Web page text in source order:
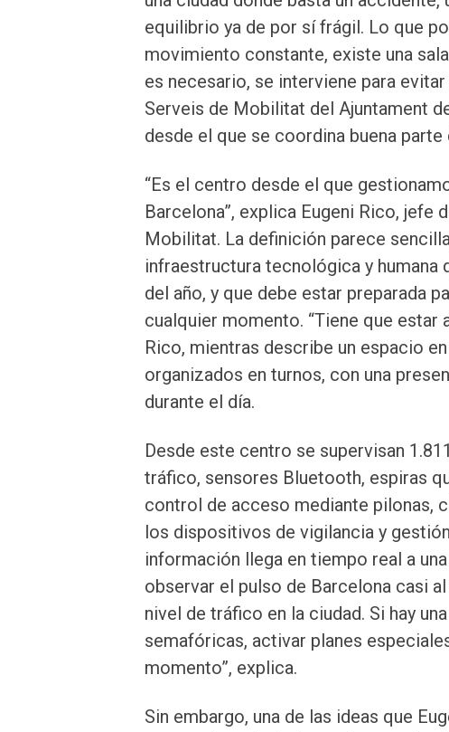
equilibrio ya de por sí frágil. Lo que
movimiento constante, existe una
es necesario, se interviene para
Serveis de Mobilitat del Ajuntament
desde el que se coordina buena parte
“Es el centro desde el que
Barcelona”, explica Eugeni Rico, jefe
Mobilitat. La definición parece
infraestructura tecnológica y humana
del año, y que debe estar preparada
cualquier momento. “Tiene que estar
Rico, mientras describe un espacio
organizados en turnos, con una
durante el día.
Desde este centro se supervisan
tráfico, sensores Bluetooth, espiras
control de acceso mediante pilonas,
los dispositivos de vigilancia y
información llega en tiempo real a
observar el pulso de Barcelona casi
nivel de tráfico en la ciudad. Si hay
semafóricas, activar planes
momento”, explica.
Sin embargo, una de las ideas que